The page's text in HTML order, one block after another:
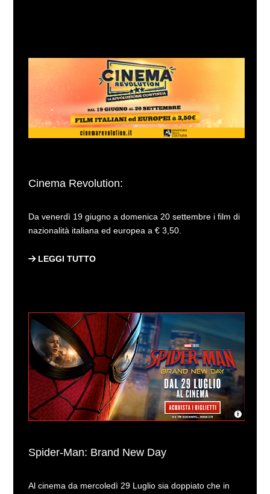
Cinema Revolution:
Da venerdì 19 giugno a domenica 20 settembre i film di
nazionalità italiana ed europea a € 3,50.
LEGGI TUTTO
Spider-Man: Brand New Day
Al cinema da mercoledì 29 Luglio sia doppiato che in